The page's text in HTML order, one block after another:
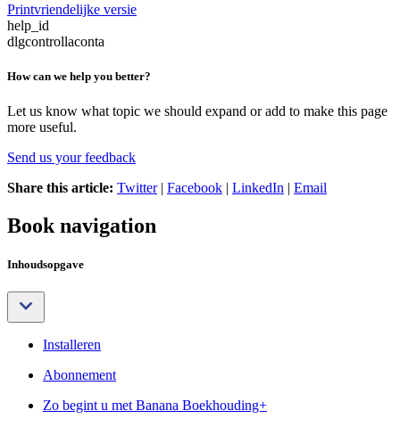
Printvriendelijke versie
help_id
dlgcontrollaconta
How can we help you better?
Let us know what topic we should expand or add to make this page
more useful.
Send us your feedback
Share this article: Twitter| Facebook | LinkedIn | Email
Book navigation
Inhoudsopgave
Installeren
Abonnement
Zo begint u met Banana Boekhouding+